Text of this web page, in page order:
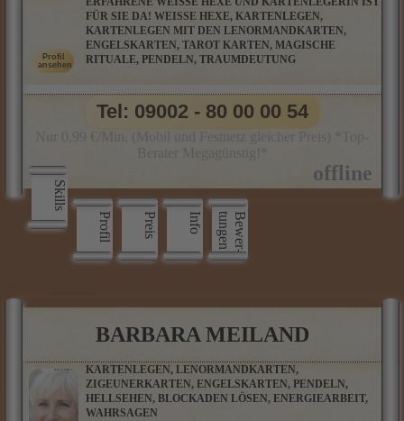
FÜR SIE DA! WEISSE HEXE, KARTENLEGEN,
KARTENLEGEN MIT DEN LENORMANDKARTEN,
ENGELSKARTEN, TAROT KARTEN, MAGISCHE
RITUALE, PENDELN, TRAUMDEUTUNG
Skills
Profil
Preis Info B
e
w
e
r
­
t
u
n
g
e
n
Tel: 09002 - 80 00 00 54
BARBARA MEILAND
KARTENLEGEN, LENORMANDKARTEN,
ZIGEUNERKARTEN, ENGELSKARTEN, PENDELN,
HELLSEHEN, BLOCKADEN LÖSEN, ENERGIEARBEIT,
WAHRSAGEN